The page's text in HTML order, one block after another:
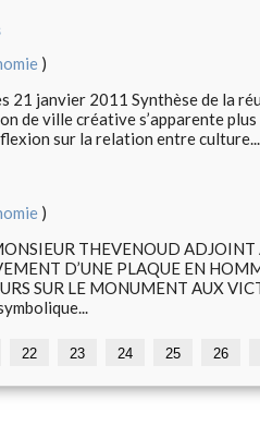
)
21 janvier 2011 Synthèse de la
de ville créative s’apparente
sur la relation entre culture...
)
THEVENOUD
D’UNE PLAQUE EN
SUR LE MONUMENT AUX
22 23 24 25 26